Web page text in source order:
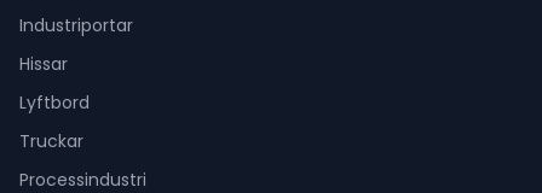
Industriportar
Hissar
Lyftbord
Truckar
Processindustri